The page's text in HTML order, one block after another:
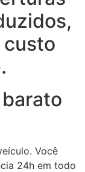
custo
Você
24h em todo